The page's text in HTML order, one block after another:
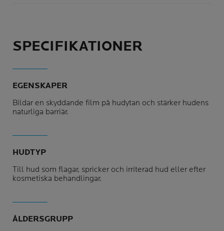
SPECIFIKATIONER
EGENSKAPER
Bildar en skyddande film på hudytan och stärker hudens
naturliga barriär.
HUDTYP
Till hud som flagar, spricker och irriterad hud eller efter
kosmetiska behandlingar.
ÅLDERSGRUPP